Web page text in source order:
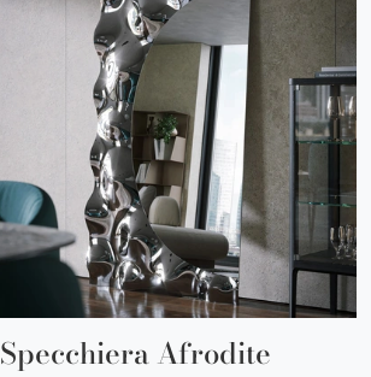
Specchiera Afrodite